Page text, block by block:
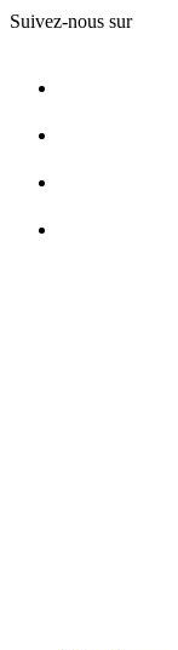
Suivez-nous sur